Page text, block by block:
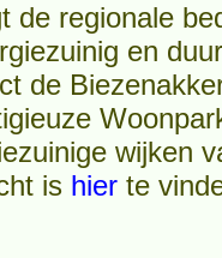
de regionale
en
de
wijken
is hier te